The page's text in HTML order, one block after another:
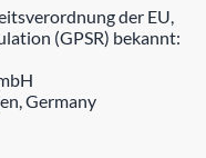
der EU,
(GPSR) bekannt:
Germany